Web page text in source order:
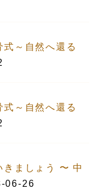
～自然へ還る
～自然へ還る
ましょう 〜 中
06-26